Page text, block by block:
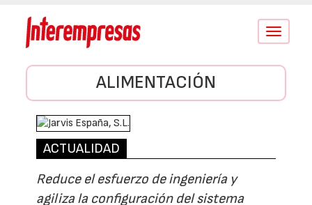
Conmutar
ALIMENTACIÓN
ACTUALIDAD
Reduce el esfuerzo de ingeniería y
agiliza la configuración del sistema